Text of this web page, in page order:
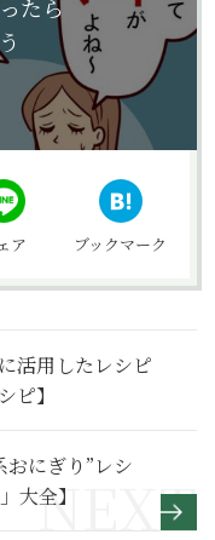
たら
ア ブックマーク
活用したレシピ
ピ】
おにぎり”レシ
大全】